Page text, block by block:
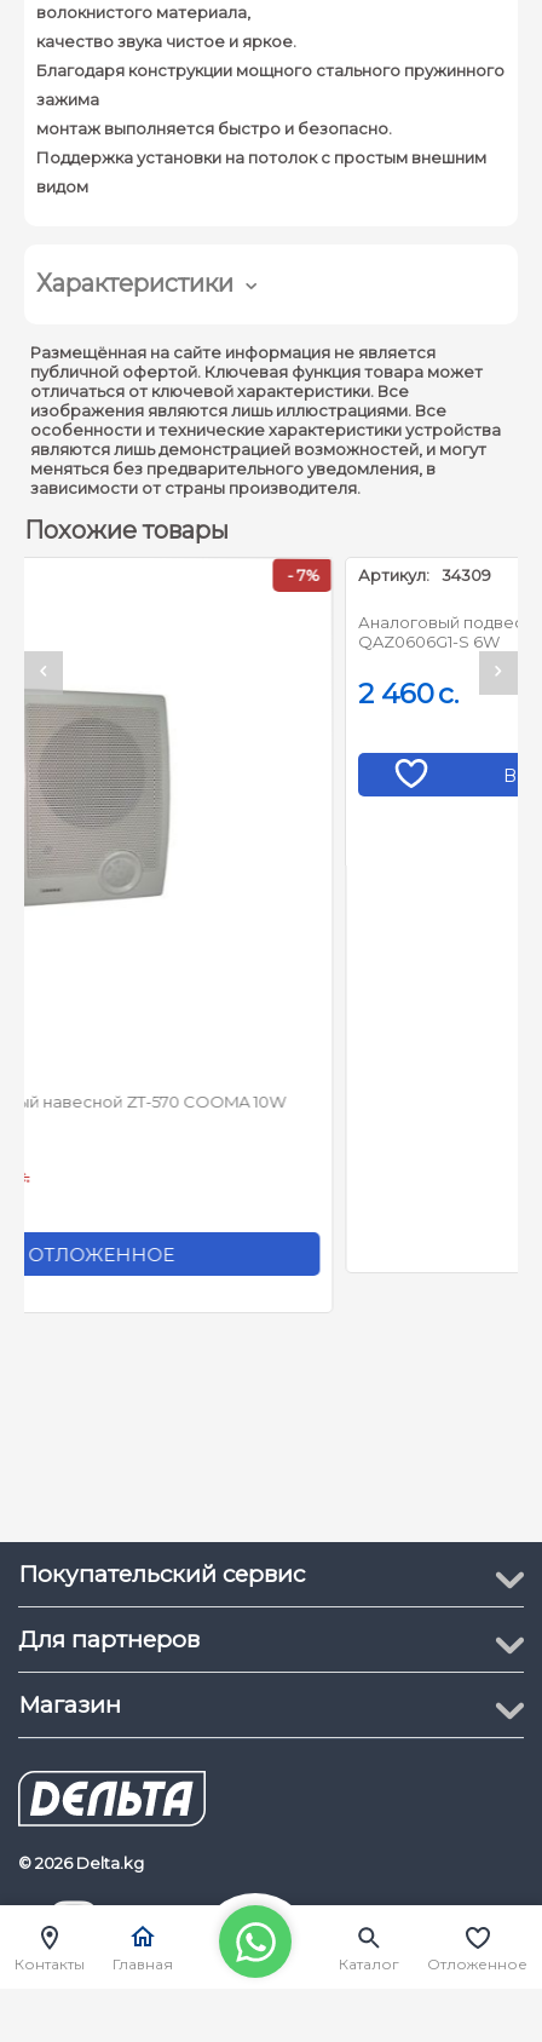
волокнистого материала,
качество звука чистое и яркое.
Благодаря конструкции мощного стального пружинного
зажима
монтаж выполняется быстро и безопасно.
Поддержка установки на потолок с простым внешним
видом
Характеристики
Импеданс : 8 Ом
Блок динамика : 5,25′′ × 1
Угол охвата :
Коническое покрытие:
95°
Номинальная мощность :
91 дБ ± 3 дБ
акустическое давление :
Частотная
характеристика :
90 Гц – 20 кГц
Аудиовход :
Номинальное
напряжение: 100 В
Материал :
Размещённая на сайте информация не является
публичной офертой. Ключевая функция товара может
отличаться от ключевой характеристики. Все
изображения являются лишь иллюстрациями. Все
особенности и технические характеристики устройства
являются лишь демонстрацией возможностей, и могут
меняться без предварительного уведомления, в
зависимости от страны производителя.
Похожие товары
10W
Аналоговый подвесной динамик HIKVISION DS-
Покупательский сервис
Для партнеров
Магазин
© 2026 Delta.kg
Delta.kg
Контакты Главная Каталог Отложенное